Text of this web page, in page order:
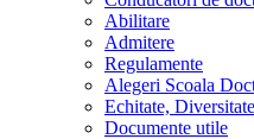
Abilitare
Admitere
Regulamente
Alegeri Scoala
Echitate,
Documente utile